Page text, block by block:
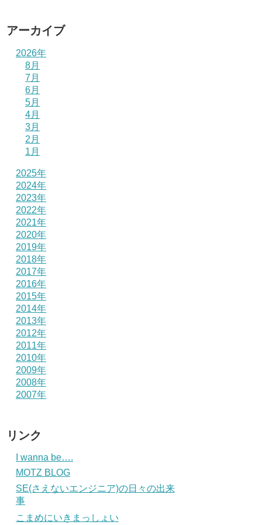
アーカイブ
2026年
8月
7月
6月
5月
4月
3月
2月
1月
2025年
2024年
2023年
2022年
2021年
2020年
2019年
2018年
2017年
2016年
2015年
2014年
2013年
2012年
2011年
2010年
2009年
2008年
2007年
リンク
I wanna be….
MOTZ BLOG
SE(さえないエンジニア)の日々の出来
事
こまめにいきまっしょい